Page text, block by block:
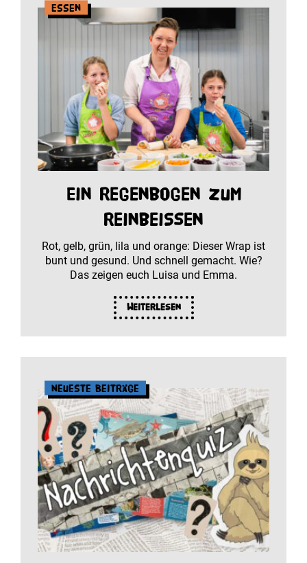
Essen
Ein Regenbogen zum
Reinbeißen
Rot, gelb, grün, lila und orange: Dieser Wrap ist
bunt und gesund. Und schnell gemacht. Wie?
Das zeigen euch Luisa und Emma.
Weiterlesen
Neueste Beiträge